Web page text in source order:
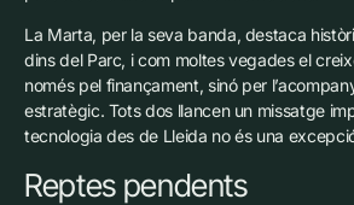
La Marta, per la seva banda, destaca
dins del Parc, i com moltes vegades el
només pel finançament, sinó per
estratègic. Tots dos llancen un missatge
tecnologia des de Lleida no és una
Reptes pendents